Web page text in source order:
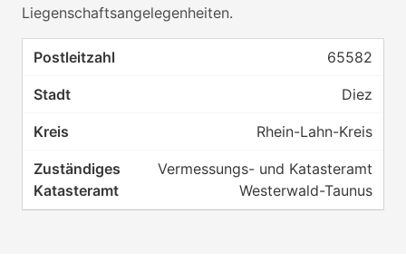
Liegenschaftsangelegenheiten.
65582
Diez
Rhein-Lahn-Kreis
Vermessungs- und Katasteramt
Westerwald-Taunus